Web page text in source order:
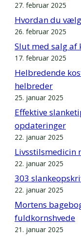
27. februar 2025
Hvordan du
26. februar 2025
Slut med salg
17. februar 2025
Helbredende
helbreder
25. januar 2025
Effektive
opdateringer
22. januar 2025
Livsstilsmedicin
22. januar 2025
303
22. januar 2025
Mortens
fuldkornshvede
21. januar 2025